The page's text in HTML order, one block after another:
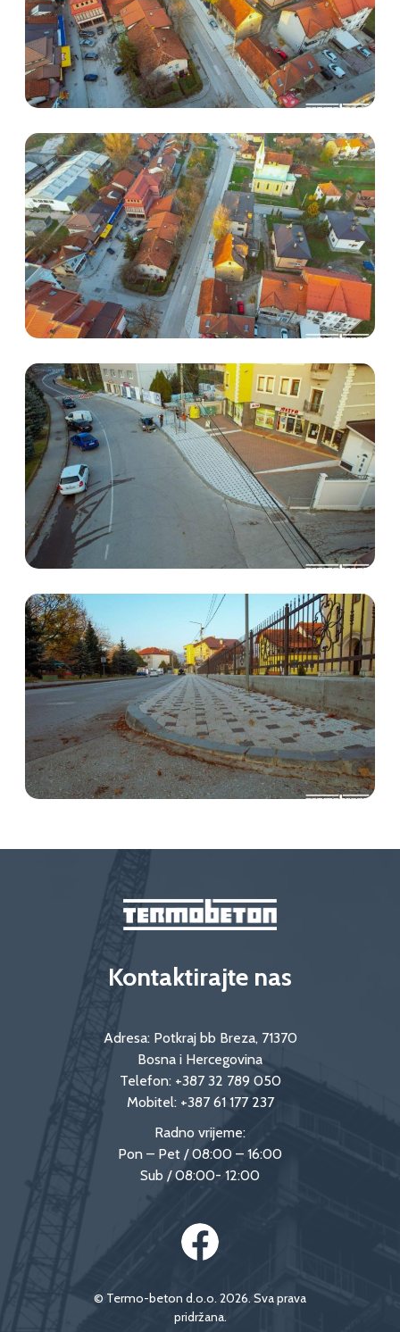
Kontaktirajte nas
Adresa: Potkraj bb Breza, 71370
Bosna i Hercegovina
Telefon: +387 32 789 050
Mobitel: +387 61 177 237
Radno vrijeme:
Pon – Pet / 08:00 – 16:00
Sub / 08:00- 12:00
© Termo-beton d.o.o. 2026. Sva prava
pridržana.